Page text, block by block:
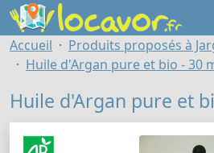
Accueil
Produits proposés à
Huile d'Argan pure et bio - 30
Huile d'Argan pure et